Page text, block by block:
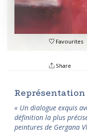
Favourites
Share
« Un dialogue exquis
définition la plus
peintures de Gergana